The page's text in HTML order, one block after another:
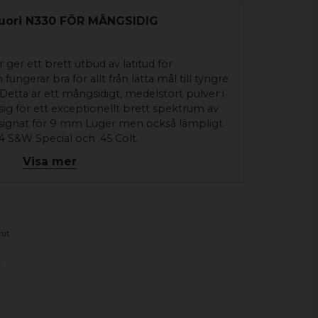
N330 FÖR MÅNGSIDIG
ger ett brett utbud av latitud för
fungerar bra för allt från lätta mål till tyngre
är ett mångsidigt, medelstort pulver i
för ett exceptionellt brett spektrum av
för 9 mm Luger men också lämpligt
S&W Special och .45 Colt.
VÅRA PROFFS
gr kula.
behållare och 4 lbs behållare.
via denna länk:
Visa mer